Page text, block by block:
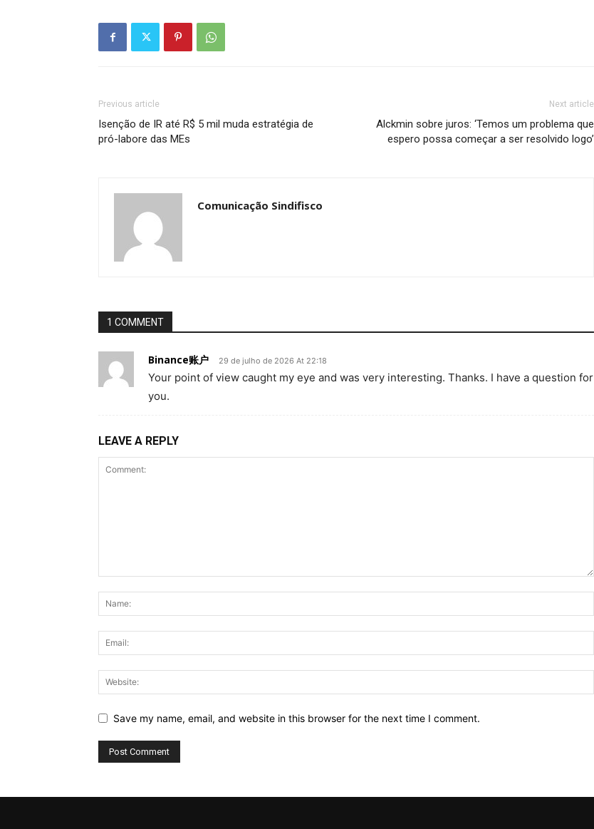
Previous article
Isenção de IR até R$ 5 mil muda estratégia de
pró-labore das MEs
Next article
Alckmin sobre juros: ‘Temos um problema que
espero possa começar a ser resolvido logo’
Comunicação Sindifisco
1 COMMENT
Binance账户 29 de julho de 2026 At 22:18
Your point of view caught my eye and was very interesting. Thanks. I have a question for
you.
LEAVE A REPLY
Save my name, email, and website in this browser for the next time I comment.